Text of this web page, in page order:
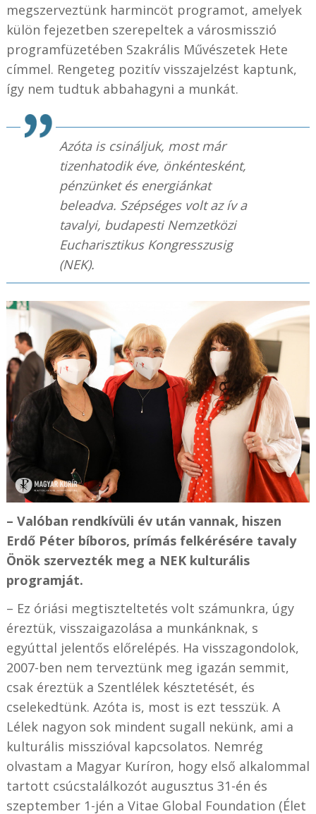
megszerveztünk harmincöt programot, amelyek
külön fejezetben szerepeltek a városmisszió
programfüzetében Szakrális Művészetek Hete
címmel. Rengeteg pozitív visszajelzést kaptunk,
így nem tudtuk abbahagyni a munkát.
Azóta is csináljuk, most már
tizenhatodik éve, önkéntesként,
pénzünket és energiánkat
beleadva. Szépséges volt az ív a
tavalyi, budapesti Nemzetközi
Eucharisztikus Kongresszusig
(NEK).
– Valóban rendkívüli év után vannak, hiszen
Erdő Péter bíboros, prímás felkérésére tavaly
Önök szervezték meg a NEK kulturális
programját.
– Ez óriási megtiszteltetés volt számunkra, úgy
éreztük, visszaigazolása a munkánknak, s
egyúttal jelentős előrelépés. Ha visszagondolok,
2007-ben nem terveztünk meg igazán semmit,
csak éreztük a Szentlélek késztetését, és
cselekedtünk. Azóta is, most is ezt tesszük. A
Lélek nagyon sok mindent sugall nekünk, ami a
kulturális misszióval kapcsolatos. Nemrég
olvastam a Magyar Kuríron, hogy első alkalommal
tartott csúcstalálkozót augusztus 31-én és
szeptember 1-jén a Vitae Global Foundation (Élet